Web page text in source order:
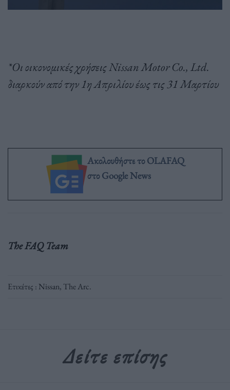
*Οι οικονομικές χρήσεις Nissan Motor Co., Ltd.
διαρκούν από την 1η Απριλίου έως τις 31 Μαρτίου
Ακολουθήστε το OLAFAQ
στο Google News
The FAQ Team
Ετικέτες : Nissan, The Arc.
Δείτε επίσης